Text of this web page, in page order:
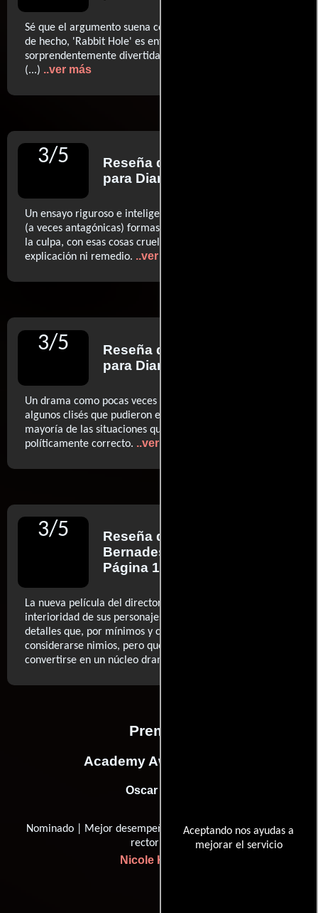
Aceptando nos ayudas a
mejorar el servicio
Sé que el argumento suena como un canto fúnebre pero,
de hecho, 'Rabbit Hole' es entretenida y
sorprendentemente divertida, dadas las circunstancias.
(...) ..ver más
3/5 Reseña de
para Diario La Nación
Un ensayo riguroso e inteligente sobre las muy diversas
(a veces antagónicas) formas de lidiar con la pérdida, con
la culpa, con esas cosas crueles y absurdas que no tienen
explicación ni remedio. ..ver más
3/5 Reseña de
para Diario Clarín
Un drama como pocas veces se ve en la pantalla, con
algunos clisés que pudieron evitarse, pero que en la
mayoría de las situaciones que proyecta está lejos de lo
políticamente correcto. ..ver más
3/5 Reseña de
Bernades
Página 12
La nueva película del director de 'Shortbus' construye la
interioridad de sus personajes a partir de la clase de
detalles que, por mínimos y cotidianos, suelen
considerarse nimios, pero que van creciendo hasta
convertirse en un núcleo dramático.
Premios
Academy Awards, USA
Oscar (2011)
Nominado | Mejor desempeño por una actriz en un papel
rector
Nicole Kidman